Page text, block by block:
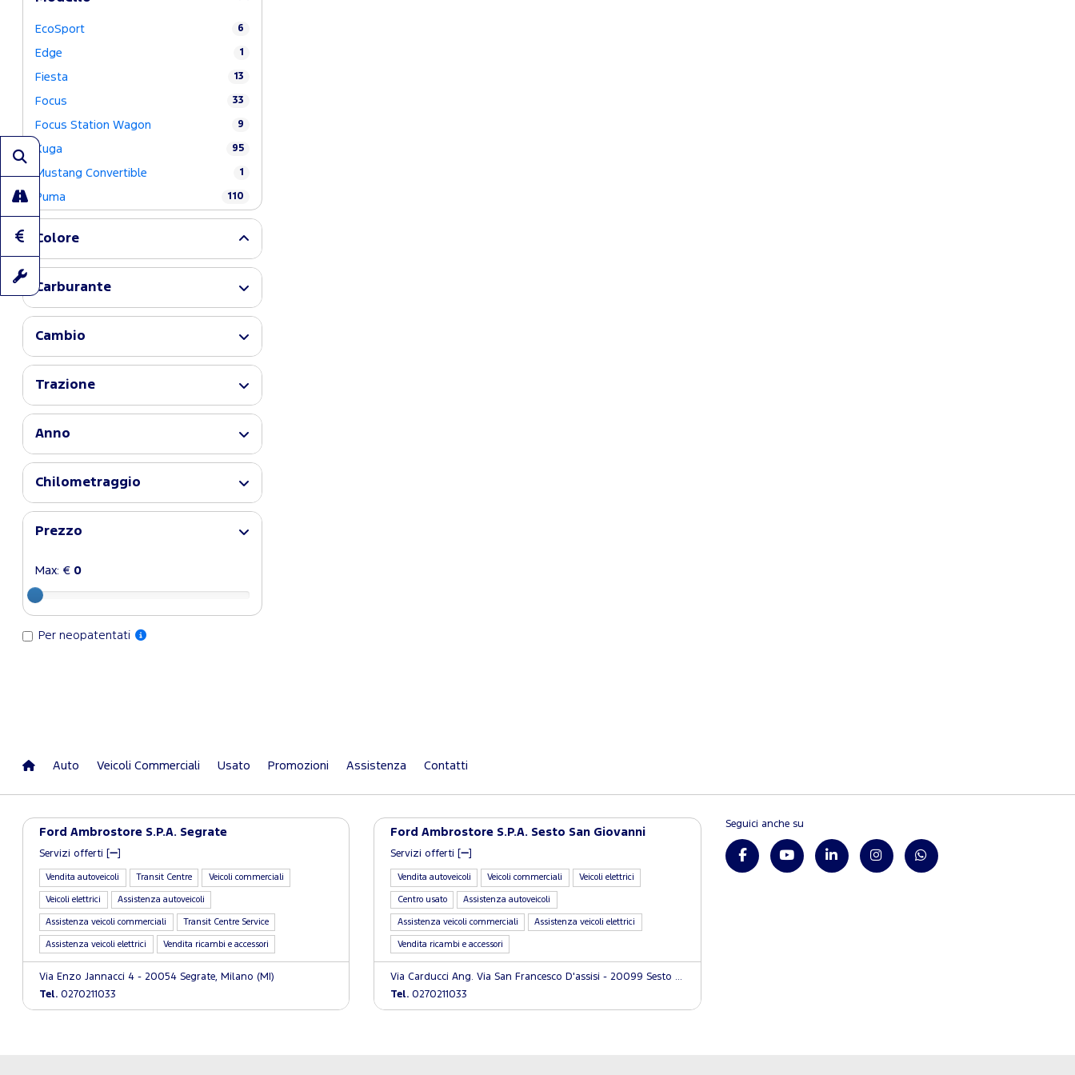
EcoSport 6
Edge 1
Fiesta 13
Focus 33
Focus Station Wagon 9
Kuga 95
Mustang Convertible 1
Puma 110
Colore
Carburante
Cambio
Trazione
Anno
Chilometraggio
Prezzo
Max: € 0
Per neopatentati
Auto Veicoli Commerciali Usato Promozioni Assistenza Contatti
Ford Ambrostore S.P.A. Segrate
Servizi offerti [
Vendita autoveicoli Transit Centre Veicoli commerciali
Veicoli elettrici Assistenza autoveicoli
Assistenza veicoli commerciali Transit Centre Service
Assistenza veicoli elettrici Vendita ricambi e accessori
Via Enzo Jannacci 4 - 20054 Segrate, Milano (MI)
Tel. 0270211033
Ford Ambrostore S.P.A. Sesto San Giovanni
Servizi offerti [
Vendita autoveicoli Veicoli commerciali Veicoli elettrici
Centro usato Assistenza autoveicoli
Assistenza veicoli commerciali Assistenza veicoli elettrici
Vendita ricambi e accessori
Tel. 0270211033
Seguici anche su